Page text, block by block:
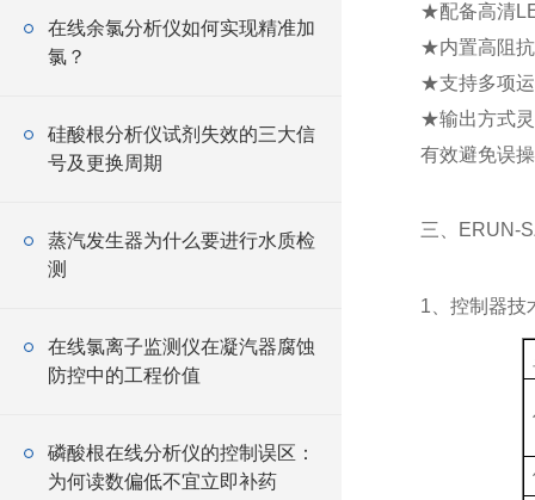
在线余氯分析仪如何实现精准加
氯？
硅酸根分析仪试剂失效的三大信
号及更换周期
蒸汽发生器为什么要进行水质检
测
在线氯离子监测仪在凝汽器腐蚀
防控中的工程价值
磷酸根在线分析仪的控制误区：
为何读数偏低不宜立即补药
★配备高清
★内置高阻
★支持多项
★输出方式
有效避免误
三、ERUN-
1、控制器技